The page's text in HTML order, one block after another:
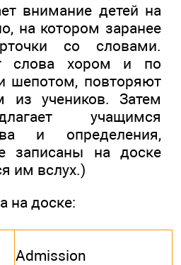
внимание детей на
на котором заранее
со словами.
слова хором и по
шепотом, повторяют
из учеников. Затем
учащимся
и определения,
записаны на доске
им вслух.)
на доске:
Admission